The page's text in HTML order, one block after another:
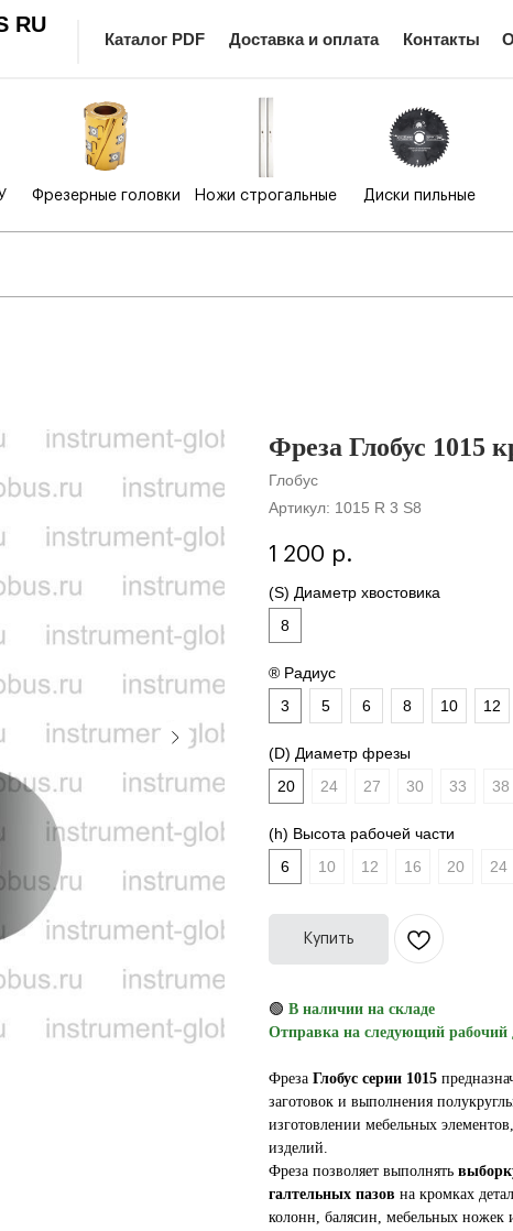
Ножи строгальные
Фрезерные головки Диски пильные
RU
Каталог PDF Доставка и оплата Контакты
Фреза Глобус 1015
Глобус
Артикул: 1015 R 3 S8
1 200 р.
(S) Диаметр хвостовика
8
® Радиус
3
5 6 8 10 12
(D) Диаметр фрезы
20
24 27 30 33 38
(h) Высота рабочей части
6
10 12 16 20 24
Купить
🟢 В наличии на складе
Отправка на следующий рабочий
Фреза Глобус серии 1015
заготовок и выполнения
изготовлении мебельных
изделий.
Фреза позволяет выполнять
галтельных пазов на кромках
колонн, балясин, мебельных ножек